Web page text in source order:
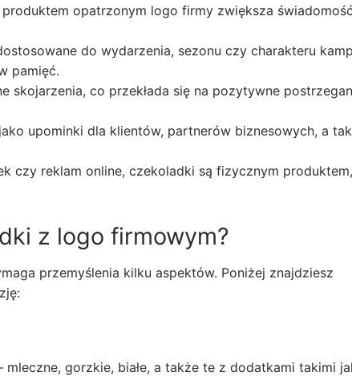
opatrzonym logo firmy zwiększa świadomość
do wydarzenia, sezonu czy charakteru
pamięć.
skojarzenia, co przekłada się na pozytywne
upominki dla klientów, partnerów biznesowych, a
czy reklam online, czekoladki są fizycznym
z logo firmowym?
przemyślenia kilku aspektów. Poniżej znajdziesz
gorzkie, białe, a także te z dodatkami takimi